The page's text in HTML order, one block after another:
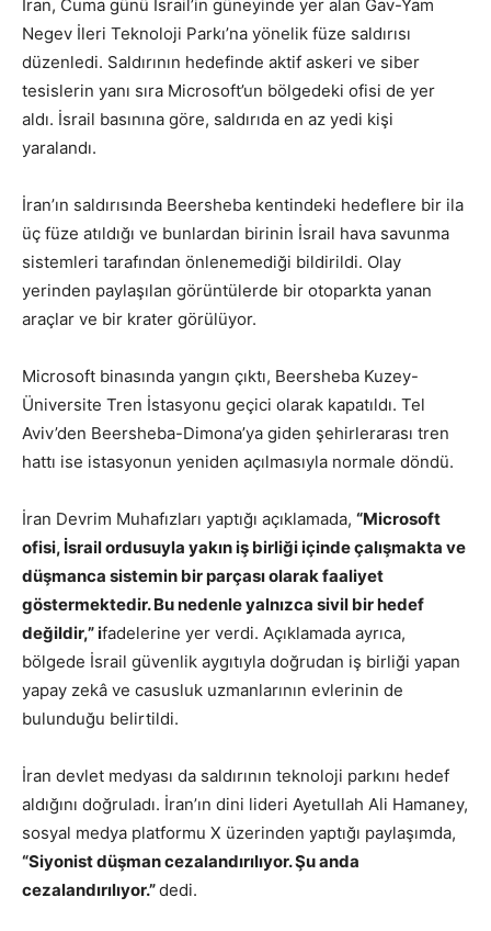
İran, Cuma günü İsrail’in güneyinde yer alan Gav-Yam
Negev İleri Teknoloji Parkı’na yönelik füze saldırısı
düzenledi. Saldırının hedefinde aktif askeri ve siber
tesislerin yanı sıra Microsoft’un bölgedeki ofisi de yer
aldı. İsrail basınına göre, saldırıda en az yedi kişi
yaralandı.
İran’ın saldırısında Beersheba kentindeki hedeflere bir ila
üç füze atıldığı ve bunlardan birinin İsrail hava savunma
sistemleri tarafından önlenemediği bildirildi. Olay
yerinden paylaşılan görüntülerde bir otoparkta yanan
araçlar ve bir krater görülüyor.
Microsoft binasında yangın çıktı, Beersheba Kuzey-
Üniversite Tren İstasyonu geçici olarak kapatıldı. Tel
Aviv’den Beersheba-Dimona’ya giden şehirlerarası tren
hattı ise istasyonun yeniden açılmasıyla normale döndü.
İran Devrim Muhafızları yaptığı açıklamada, “Microsoft
ofisi, İsrail ordusuyla yakın iş birliği içinde çalışmakta ve
düşmanca sistemin bir parçası olarak faaliyet
göstermektedir. Bu nedenle yalnızca sivil bir hedef
değildir,” ifadelerine yer verdi. Açıklamada ayrıca,
bölgede İsrail güvenlik aygıtıyla doğrudan iş birliği yapan
yapay zekâ ve casusluk uzmanlarının evlerinin de
bulunduğu belirtildi.
İran devlet medyası da saldırının teknoloji parkını hedef
aldığını doğruladı. İran’ın dini lideri Ayetullah Ali Hamaney,
sosyal medya platformu X üzerinden yaptığı paylaşımda,
“Siyonist düşman cezalandırılıyor. Şu anda
cezalandırılıyor.”dedi.